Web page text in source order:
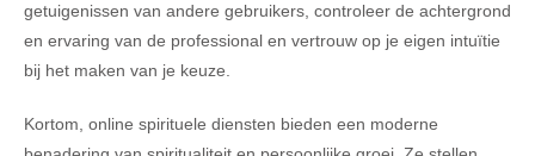
getuigenissen van andere gebruikers, controleer de achtergrond
en ervaring van de professional en vertrouw op je eigen intuïtie
bij het maken van je keuze.
Kortom, online spirituele diensten bieden een moderne